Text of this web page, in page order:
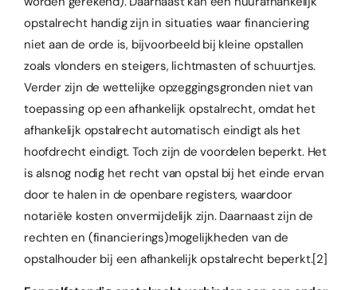
opstalrecht handig zijn in situaties waar financiering
niet aan de orde is, bijvoorbeeld bij kleine opstallen
zoals vlonders en steigers, lichtmasten of schuurtjes.
Verder zijn de wettelijke opzeggingsgronden niet van
toepassing op een afhankelijk opstalrecht, omdat het
afhankelijk opstalrecht automatisch eindigt als het
hoofdrecht eindigt. Toch zijn de voordelen beperkt. Het
is alsnog nodig het recht van opstal bij het einde ervan
door te halen in de openbare registers, waardoor
notariële kosten onvermijdelijk zijn. Daarnaast zijn de
rechten en (financierings)mogelijkheden van de
opstalhouder bij een afhankelijk opstalrecht beperkt.[2]